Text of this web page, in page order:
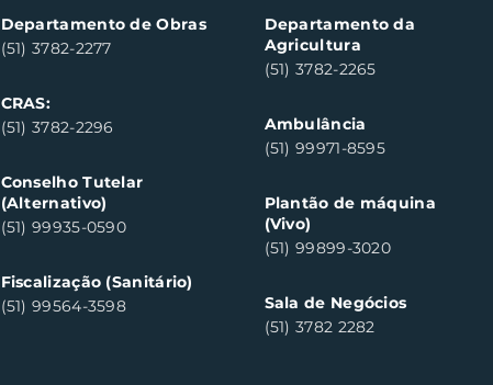
Clara do Sul
Departamento de Obras
(51) 3782-2277
CRAS:
(51) 3782-2296
Conselho Tutelar
(Alternativo)
(51) 99935-0590
Fiscalização (Sanitário)
(51) 99564-3598
Departamento da
Agricultura
(51) 3782-2265
Ambulância
(51) 99971-8595
Plantão de máquina
(Vivo)
(51) 99899-3020
Sala de Negócios
(51) 3782 2282